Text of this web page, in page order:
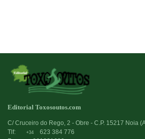
Editorial Toxosoutos.com
C/ Cruceiro do Rego, 2 - Obre - C.P. 15217 Noia
Tlf:
+34
623 384 776